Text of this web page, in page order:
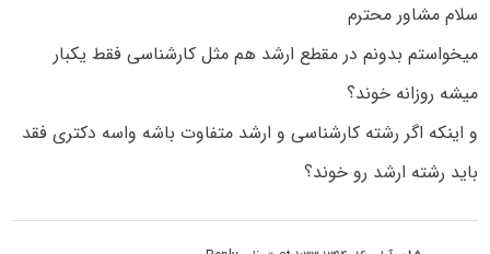
سلام مشاور محترم
میخواستم بدونم در مقطع ارشد هم مثل کارشناسی فقط یکبار
میشه روزانه خوند؟
و اینکه اگر رشته کارشناسی و ارشد متفاوت باشه واسه دکتری فقد
باید رشته ارشد رو خوند؟